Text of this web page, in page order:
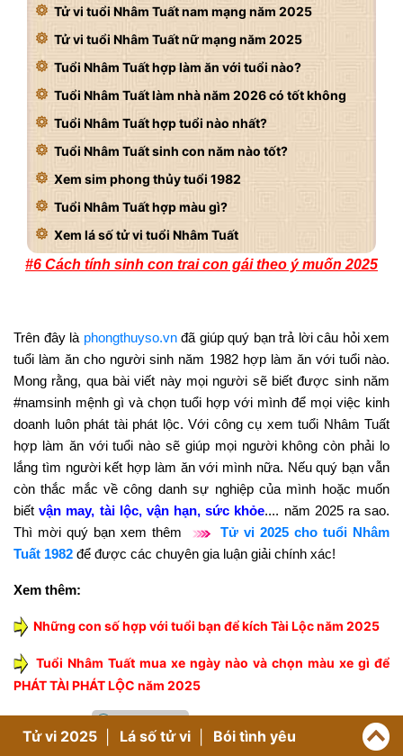
Tử vi tuổi Nhâm Tuất nam mạng năm 2025
Tử vi tuổi Nhâm Tuất nữ mạng năm 2025
Tuổi Nhâm Tuất hợp làm ăn với tuổi nào?
Tuổi Nhâm Tuất làm nhà năm 2026 có tốt không
Tuổi Nhâm Tuất hợp tuổi nào nhất?
Tuổi Nhâm Tuất sinh con năm nào tốt?
Xem sim phong thủy tuổi 1982
Tuổi Nhâm Tuất hợp màu gì?
Xem lá số tử vi tuổi Nhâm Tuất
#6 Cách tính sinh con trai con gái theo ý muốn 2025
Trên đây là phongthuyso.vnđã giúp quý bạn trả lời câu hỏi xem
tuổi làm ăn cho người sinh năm 1982 hợp làm ăn với tuổi nào.
Mong rằng, qua bài viết này mọi người sẽ biết được sinh năm
#namsinh mệnh gì và chọn tuổi hợp với mình để mọi việc kinh
doanh luôn phát tài phát lộc. Với công cụ xem tuổi Nhâm Tuất
hợp làm ăn với tuổi nào sẽ giúp mọi người không còn phải lo
lắng tìm người kết hợp làm ăn với mình nữa. Nếu quý bạn vẫn
còn thắc mắc về công danh sự nghiệp của mình hoặc muốn
biếtvận may, tài lộc, vận hạn, sức khỏe.... năm 2025 ra sao.
Thì mời quý bạn xem thêm
Tử vi 2025 cho tuổi Nhâm
Tuất 1982 để được các chuyên gia luận giải chính xác!
Xem thêm:
Những con số hợp với tuổi bạn để kích Tài Lộc năm 2025
Tuổi Nhâm Tuất mua xe ngày nào và chọn màu xe gì để
PHÁT TÀI PHÁT LỘC năm 2025
Tử vi 2025 Lá số tử vi Bói tình yêu